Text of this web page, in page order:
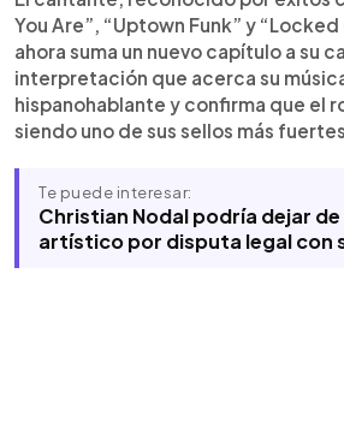
You Are”, “Uptown Funk” y
ahora suma un nuevo capítulo a su
interpretación que acerca su
hispanohablante y confirma que el
siendo uno de sus sellos más
Te puede interesar:
Christian Nodal podría dejar
artístico por disputa legal con